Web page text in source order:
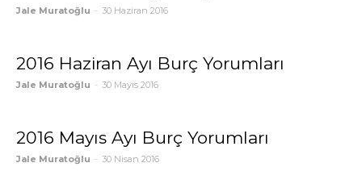
Jale Muratoğlu - 30 Haziran 2016
2016 Haziran Ayı Burç Yorumları
Jale Muratoğlu - 30 Mayıs 2016
2016 Mayıs Ayı Burç Yorumları
Jale Muratoğlu - 30 Nisan 2016